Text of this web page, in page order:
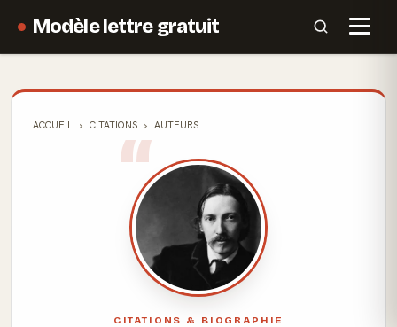
Modèle lettre gratuit
ACCUEIL CITATIONS AUTEURS
CITATIONS & BIOGRAPHIE